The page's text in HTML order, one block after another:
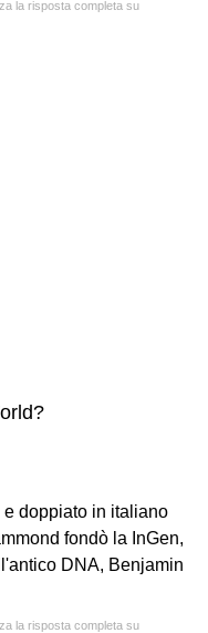
la risposta completa su
e doppiato in italiano
fondò la InGen,
DNA, Benjamin
la risposta completa su